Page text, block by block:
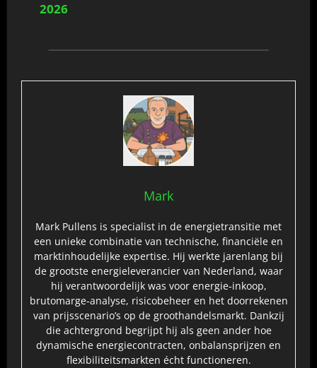
2026
Mark
Mark Pullens is specialist in de energietransitie met
een unieke combinatie van technische, financiële en
marktinhoudelijke expertise. Hij werkte jarenlang bij
de grootste energieleverancier van Nederland, waar
hij verantwoordelijk was voor energie‑inkoop,
brutomarge‑analyse, risicobeheer en het doorrekenen
van prijsscenario’s op de groothandelsmarkt. Dankzij
die achtergrond begrijpt hij als geen ander hoe
dynamische energiecontracten, onbalansprijzen en
flexibiliteitsmarkten écht functioneren.